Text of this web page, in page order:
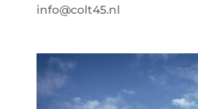
info@colt45.nl